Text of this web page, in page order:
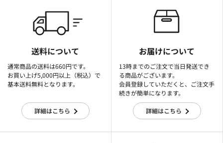
送料について
通常商品の送料は660円です。
お買い上げ5,000円以上（税込）で
基本送料無料となります。
詳細はこちら
お届けについて
13時までのご注文で当日発送でき
る商品がございます。
会員登録していただくと、ご注文手
続きが簡単になります。
詳細はこちら